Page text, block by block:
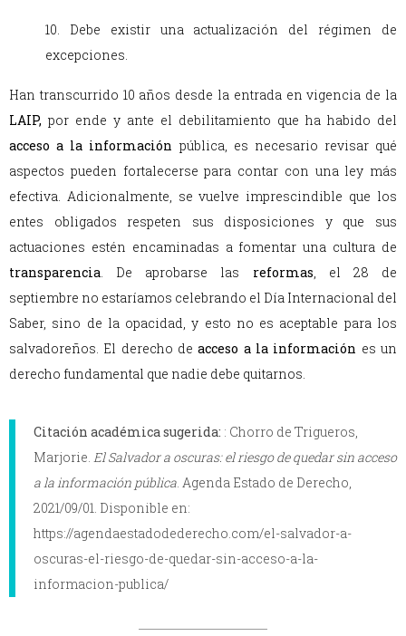
10. Debe existir una actualización del régimen de
excepciones.
Han transcurrido 10 años desde la entrada en vigencia de la
LAIP, por ende y ante el debilitamiento que ha habido del
acceso a la información pública, es necesario revisar qué
aspectos pueden fortalecerse para contar con una ley más
efectiva. Adicionalmente, se vuelve imprescindible que los
entes obligados respeten sus disposiciones y que sus
actuaciones estén encaminadas a fomentar una cultura de
transparencia. De aprobarse las reformas, el 28 de
septiembre no estaríamos celebrando el Día Internacional del
Saber, sino de la opacidad, y esto no es aceptable para los
salvadoreños. El derecho deacceso a la información es un
derecho fundamental que nadie debe quitarnos.
Citación académica sugerida: : Chorro de Trigueros,
Marjorie. El Salvador a oscuras: el riesgo de quedar sin acceso
a la información pública. Agenda Estado de Derecho,
2021/09/01. Disponible en:
https://agendaestadodederecho.com/el-salvador-a-
oscuras-el-riesgo-de-quedar-sin-acceso-a-la-
informacion-publica/